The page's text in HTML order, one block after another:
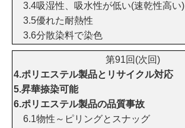
3.4吸湿性、吸水性が低い(速乾性高い)
3.5優れた耐熱性
3.6分散染料で染色
第91回(次回)
4.ポリエステル製品とリサイクル対応
5.昇華捺染可能
6.ポリエステル製品の品質事故
6.1物性～ピリングとスナッグ